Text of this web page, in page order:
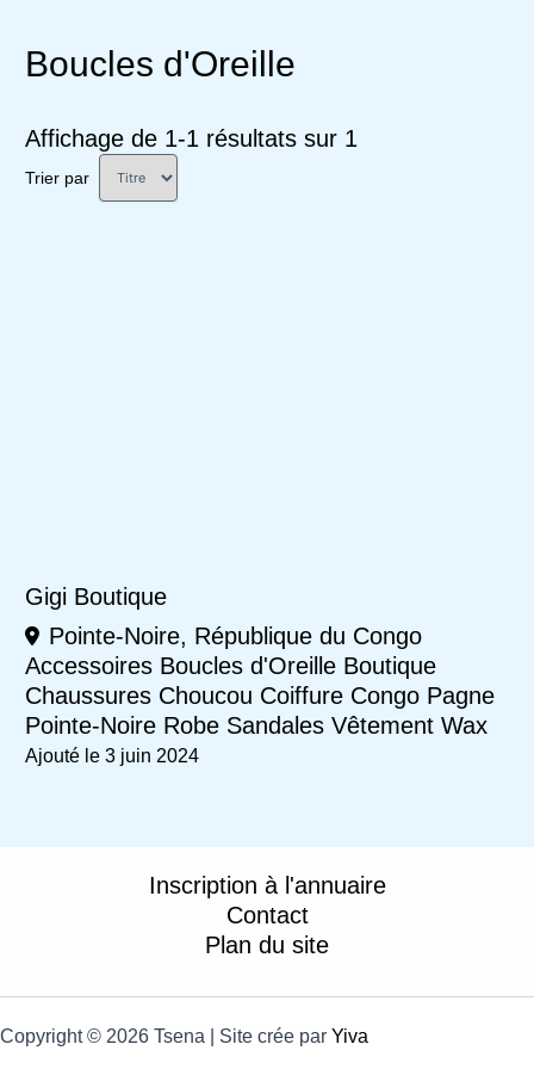
Boucles d'Oreille
Affichage de 1-1 résultats sur 1
Trier par
Gigi Boutique
Pointe-Noire, République du Congo
Accessoires Boucles d'Oreille Boutique
Chaussures Choucou Coiffure Congo Pagne
Pointe-Noire Robe Sandales Vêtement Wax
Ajouté le 3 juin 2024
Inscription à l'annuaire
Contact
Plan du site
Copyright © 2026 Tsena | Site crée par Yiva